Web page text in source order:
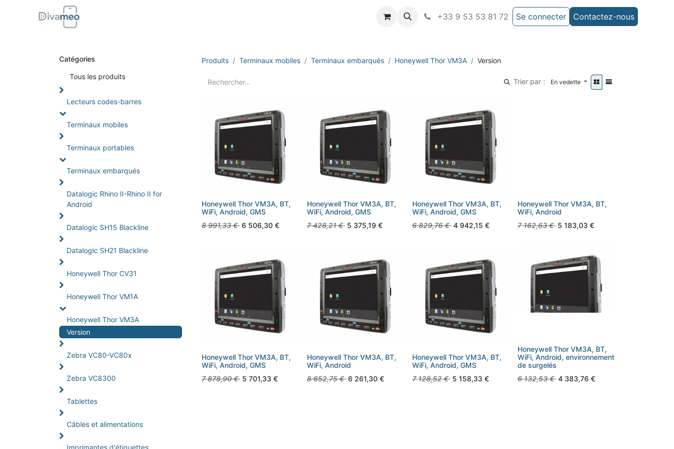
+33 9 53 53 81 72 Se connecter Contactez-nous
Catégories
Tous les produits
Lecteurs codes-barres
Terminaux mobiles
Terminaux portables
Terminaux embarqués
Datalogic Rhino II-Rhino II for
Android
Datalogic SH15 Blackline
Datalogic SH21 Blackline
Honeywell Thor CV31
Honeywell Thor VM1A
Honeywell Thor VM3A
Version
Zebra VC80-VC80x
Zebra VC8300
Tablettes
Câbles et alimentations
Imprimantes d'étiquettes
Produits Terminaux mobiles Terminaux embarqués Honeywell Thor VM3A Version
Trier par : En vedette
Honeywell Thor VM3A, BT,
WiFi, Android, GMS
8 991,33€ 6 506,30 €
Honeywell Thor VM3A, BT,
WiFi, Android, GMS
7 428,21€ 5 375,19 €
Honeywell Thor VM3A, BT,
WiFi, Android, GMS
6 829,76€ 4 942,15 €
Honeywell Thor VM3A, BT,
WiFi, Android
7 162,63€ 5 183,03 €
Honeywell Thor VM3A, BT,
WiFi, Android, GMS
7 878,90€ 5 701,33 €
Honeywell Thor VM3A, BT,
WiFi, Android
8 652,75€ 6 261,30 €
Honeywell Thor VM3A, BT,
WiFi, Android, GMS
7 128,52€ 5 158,33 €
Honeywell Thor VM3A, BT,
WiFi, Android, environnement
de surgelés
6 132,53€ 4 383,76 €